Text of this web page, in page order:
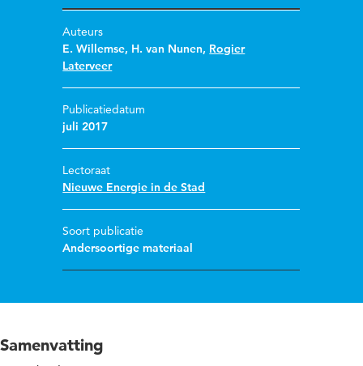
Auteurs
E. Willemse, H. van Nunen, Rogier
Laterveer
Publicatiedatum
juli 2017
Lectoraat
Nieuwe Energie in de Stad
Soort publicatie
Andersoortige materiaal
Samenvatting